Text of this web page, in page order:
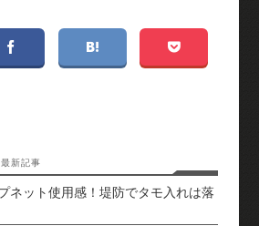
最新記事
ネット使用感！堤防でタモ入れは落